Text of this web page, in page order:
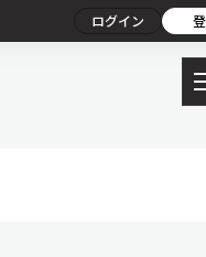
ログイン